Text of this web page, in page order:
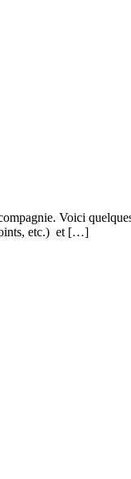
Voici
joints, etc.) et […]